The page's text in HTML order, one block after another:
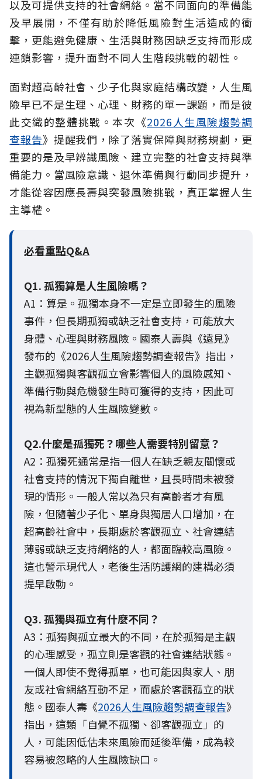
以及可提供支持的社會網絡。當不同面向的準備能
及早展開，不僅有助於降低風險對生活造成的衝
擊，更能避免健康、生活與財務因缺乏支持而形成
連鎖影響，提升面對不同人生階段挑戰的韌性。
面對超高齡社會、少子化與家庭結構改變，人生風
險早已不是生理、心理、財務的單一課題，而是彼
此交織的整體挑戰。本次《2026人生風險趨勢調
查報告》提醒我們，除了落實保障與財務規劃，更
重要的是及早辨識風險、建立完整的社會支持與準
備能力。當風險意識、退休準備與行動同步提升，
才能從容因應長壽與突發風險挑戰，真正掌握人生
主導權。
必看重點Q&A
Q1. 孤獨算是人生風險嗎？
A1：算是。孤獨本身不一定是立即發生的風險
事件，但長期孤獨或缺乏社會支持，可能放大
身體、心理與財務風險。國泰人壽與《遠見》
發布的《2026人生風險趨勢調查報告》指出，
主觀孤獨與客觀孤立會影響個人的風險感知、
準備行動與危機發生時可獲得的支持，因此可
視為新型態的人生風險變數。
Q2.什麼是孤獨死？哪些人需要特別留意？
A2：孤獨死通常是指一個人在缺乏親友關懷或
社會支持的情況下獨自離世，且長時間未被發
現的情形。一般人常以為只有高齡者才有風
險，但隨著少子化、單身與獨居人口增加，在
超高齡社會中，長期處於客觀孤立、社會連結
薄弱或缺乏支持網絡的人，都面臨較高風險。
這也警示現代人，老後生活防護網的建構必須
提早啟動。
Q3. 孤獨與孤立有什麼不同？
A3：孤獨與孤立最大的不同，在於孤獨是主觀
的心理感受，孤立則是客觀的社會連結狀態。
一個人即使不覺得孤單，也可能因與家人、朋
友或社會網絡互動不足，而處於客觀孤立的狀
態。國泰人壽《2026人生風險趨勢調查報告》
指出，這類「自覺不孤獨、卻客觀孤立」的
人，可能因低估未來風險而延後準備，成為較
容易被忽略的人生風險缺口。